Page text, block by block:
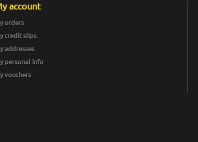
account
orders
credit slips
addresses
personal info
vouchers